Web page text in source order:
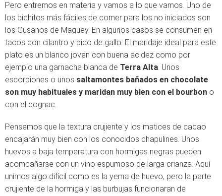
Pero entremos en materia y vamos a lo que vamos. Uno de
los bichitos más fáciles de comer para los no iniciados son
los Gusanos de Maguey. En algunos casos se consumen en
tacos con cilantro y pico de gallo. El maridaje ideal para este
plato es un blanco joven con buena acidez como por
ejemplo una garnacha blanca de Terra Alta. Unos
escorpiones o unos saltamontes bañados en chocolate
son muy habituales y maridan muy bien con el bourbon o
con el cognac.
Pensemos que la textura crujiente y los matices de cacao
encajarán muy bien con los conocidos chapulines. Unos
huevos a baja temperatura con hormigas negras pueden
acompañarse con un vino espumoso de larga crianza. Aquí
unimos algo difícil como es la yema de huevo, pero la parte
crujiente de la hormiga y las burbujas funcionaran de